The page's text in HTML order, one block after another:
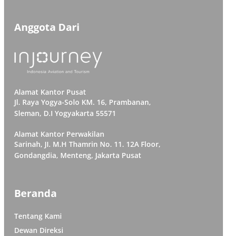
Anggota Dari
Alamat Kantor Pusat
Jl. Raya Yogya-Solo KM. 16, Prambanan,
Sleman, D.I Yogyakarta 55571
Alamat Kantor Perwakilan
Sarinah, JI. M.H Thamrin No. 11. 12A Floor,
Gondangdia, Menteng, Jakarta Pusat
Beranda
Tentang Kami
Dewan Direksi